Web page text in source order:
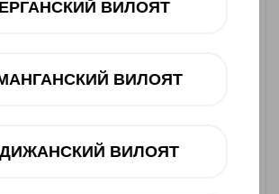
HONOR
ВИЛОЯТ
ВИЛОЯТ
ВИЛОЯТ